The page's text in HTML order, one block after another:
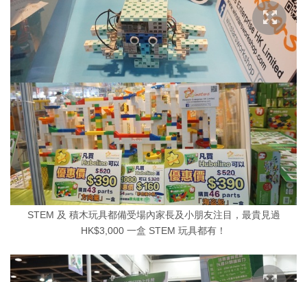
STEM 及 積木玩具都備受場內家長及小朋友注目，最貴見過
HK$3,000 一盒 STEM 玩具都有！